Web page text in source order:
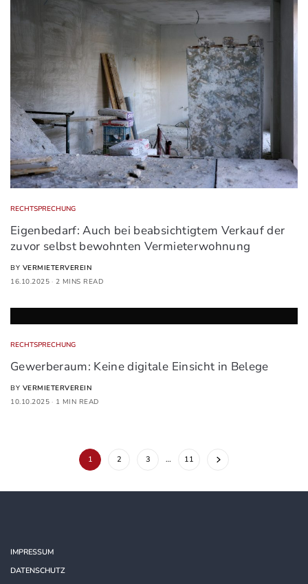
RECHTSPRECHUNG
Eigenbedarf: Auch bei beabsichtigtem Verkauf der
zuvor selbst bewohnten Vermieterwohnung
BY VERMIETERVEREIN
16.10.2025
2 MINS READ
RECHTSPRECHUNG
Gewerberaum: Keine digitale Einsicht in Belege
BY VERMIETERVEREIN
10.10.2025
1 MIN READ
1 2 3 … 11
IMPRESSUM
DATENSCHUTZ